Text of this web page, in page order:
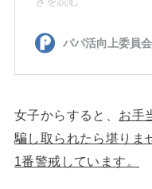
女子からすると、 お手
騙し取られたら堪りま
1番警戒しています。